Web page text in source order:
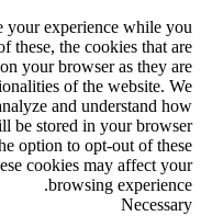
your experience while you
these, the cookies that are
your browser as they are
of the website. We
and understand how
be stored in your browser
option to opt-out of these
cookies may affect your
browsing experience.
Necessary